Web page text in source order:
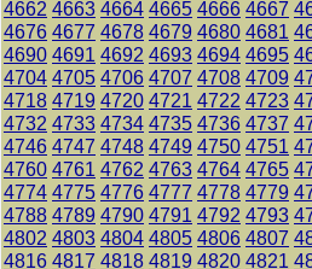
4662 4663 4664 4665 4666 4667
4676 4677 4678 4679 4680 4681
4690 4691 4692 4693 4694 4695
4704 4705 4706 4707 4708 4709
4718 4719 4720 4721 4722 4723
4732 4733 4734 4735 4736 4737
4746 4747 4748 4749 4750 4751
4760 4761 4762 4763 4764 4765
4774 4775 4776 4777 4778 4779
4788 4789 4790 4791 4792 4793
4802 4803 4804 4805 4806 4807
4816 4817 4818 4819 4820 4821